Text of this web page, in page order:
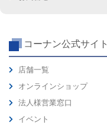
コーナン公式サイト
店舗一覧
オンラインショップ
法人様営業窓口
イベント